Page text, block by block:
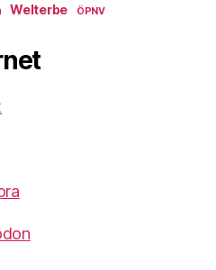
Welterbe ÖPNV